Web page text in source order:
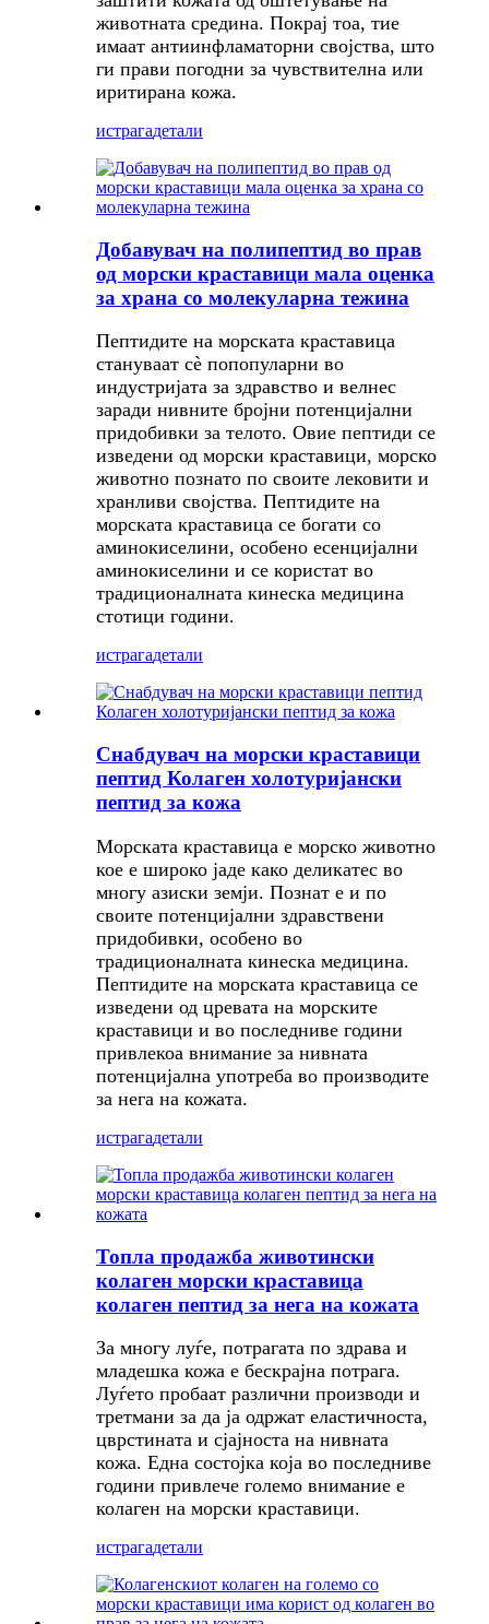
животната средина. Покрај тоа, тие
имаат антиинфламаторни својства, што
ги прави погодни за чувствителна или
иритирана кожа.
истрагадетали
Добавувач на полипептид во прав
од морски краставици мала оценка
за храна со молекуларна тежина
Пептидите на морската краставица
стануваат сè попопуларни во
индустријата за здравство и велнес
заради нивните бројни потенцијални
придобивки за телото. Овие пептиди се
изведени од морски краставици, морско
животно познато по своите лековити и
хранливи својства. Пептидите на
морската краставица се богати со
аминокиселини, особено есенцијални
аминокиселини и се користат во
традиционалната кинеска медицина
стотици години.
истрагадетали
Снабдувач на морски краставици
пептид Колаген холотуријански
пептид за кожа
Морската краставица е морско животно
кое е широко јаде како деликатес во
многу азиски земји. Познат е и по
своите потенцијални здравствени
придобивки, особено во
традиционалната кинеска медицина.
Пептидите на морската краставица се
изведени од цревата на морските
краставици и во последниве години
привлекоа внимание за нивната
потенцијална употреба во производите
за нега на кожата.
истрагадетали
Топла продажба животински
колаген морски краставица
колаген пептид за нега на кожата
За многу луѓе, потрагата по здрава и
младешка кожа е бескрајна потрага.
Луѓето пробаат различни производи и
третмани за да ја одржат еластичноста,
цврстината и сјајноста на нивната
кожа. Една состојка која во последниве
години привлече големо внимание е
колаген на морски краставици.
истрагадетали